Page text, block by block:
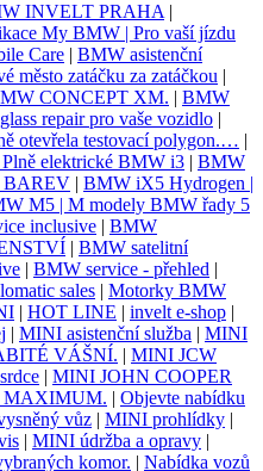
INVELT PRAHA |
My BMW | Pro vaší jízdu
Care | BMW asistenční
město zatáčku za zatáčkou |
CONCEPT XM. | BMW
repair pro vaše vozidlo |
otevřela testovací polygon.… |
elektrické BMW i3 | BMW
BAREV | BMW iX5 Hydrogen |
M5 | M modely BMW řady 5
inclusive | BMW
| BMW satelitní
| BMW service - přehled |
sales | Motorky BMW
| HOT LINE | invelt e-shop |
| MINI asistenční služba | MINI
VÁŠNÍ. | MINI JCW
| MINI JOHN COOPER
MAXIMUM. | Objevte nabídku
vůz | MINI prohlídky |
| MINI údržba a opravy |
komor. | Nabídka vozů